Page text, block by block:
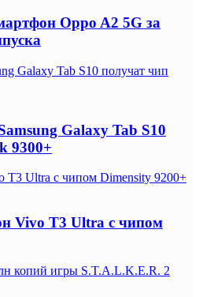
Oppo A2 5G за
Galaxy Tab S10 получат чип
Galaxy Tab S10
9300+
T3 Ultra с чипом Dimensity 9200+
Vivo T3 Ultra с чипом
копий игры S.T.A.L.K.E.R. 2